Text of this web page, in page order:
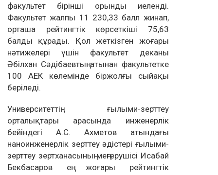
факультет бірінші орынды иеленді.
Факультет жалпы 11 230,33 балл жинап,
орташа рейтингтік көрсеткіші 75,63
балды құрады. Қол жеткізген жоғары
нәтижелері үшін факультет деканы
Әбілхан Сәдібаевтың атынан факультетке
100 АЕК көлемінде біржолғы сыйақы
беріледі.
Университеттің ғылыми-зерттеу
орталықтары арасында инженерлік
бейіндегі А.С. Ахметов атындағы
наноинженерлік зерттеу әдістері ғылыми-
зерттеу зертханасының меңгерушісі Исабай
Бекбасаров ең жоғары рейтингтік